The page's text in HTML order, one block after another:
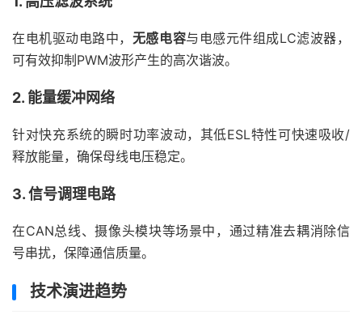
在电机驱动电路中， 无感电容与电感元件组成LC滤波器，
可有效抑制PWM波形产生的高次谐波。
2. 能量缓冲网络
针对快充系统的瞬时功率波动，其低ESL特性可快速吸收/
释放能量，确保母线电压稳定。
3. 信号调理电路
在CAN总线、摄像头模块等场景中，通过精准去耦消除信
号串扰，保障通信质量。
技术演进趋势